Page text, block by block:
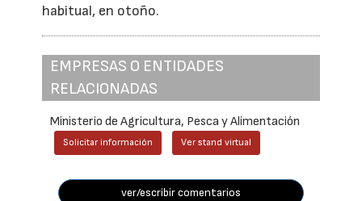
habitual, en otoño.
EMPRESAS O ENTIDADES
RELACIONADAS
Ministerio de Agricultura, Pesca y Alimentación
Solicitar información Ver stand virtual
ver/escribir comentarios